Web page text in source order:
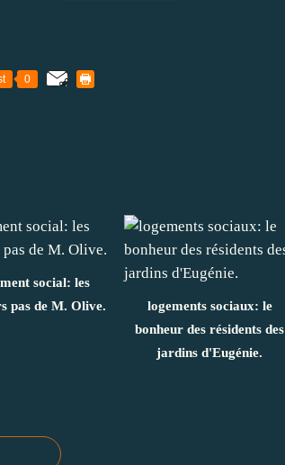
0
social: les
pas de M. Olive.
logements sociaux: le
bonheur des résidents des
jardins d'Eugénie.